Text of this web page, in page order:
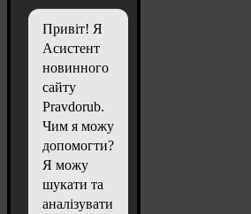
Привіт! Я
Асистент
новинного
сайту
Pravdorub.
Чим я можу
допомогти?
Я можу
шукати та
аналізувати